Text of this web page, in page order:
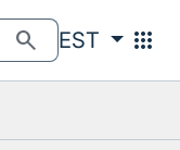
search EST apps